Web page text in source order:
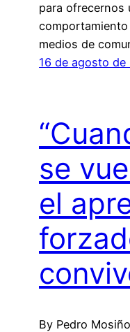
para ofrecernos
medios de
16 de agosto de
se
el
By Pedro